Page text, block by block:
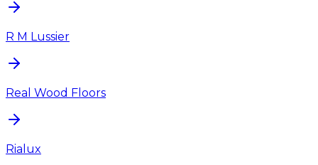
R M Lussier
Real Wood Floors
Rialux